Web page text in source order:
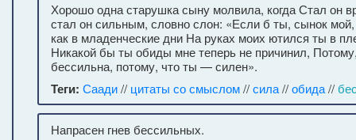
Хорошо одна старушка сыну молвила, когда Стал он
стал он сильным, словно слон: «Если б ты, сынок
как в младенческие дни На руках моих ютился ты в
Никакой бы ты обиды мне теперь не причинил,
бессильна, потому, что ты — силен».
Теги: Саади// цитаты со смыслом//сила//обида//
Напрасен гнев бессильных.